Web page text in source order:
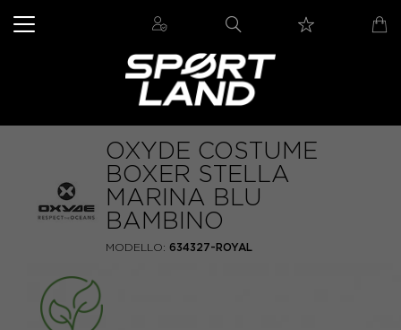
OXYDE COSTUME
BOXER STELLA
MARINA BLU
BAMBINO
MODELLO: 634327-ROYAL